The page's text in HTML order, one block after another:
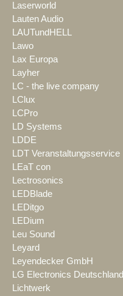
Laserworld
Lauten Audio
LAUTundHELL
Lawo
Lax Europa
Layher
LC - the live company
LClux
LCPro
LD Systems
LDDE
LDT Veranstaltungsservice
LEaT con
Lectrosonics
LEDBlade
LEDitgo
LEDium
Leu Sound
Leyard
Leyendecker GmbH
LG Electronics Deutschland
Lichtwerk